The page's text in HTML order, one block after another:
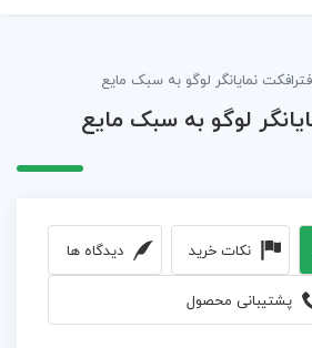
نمایانگر لوگو به سبک مایع
لوگو به سبک مایع
نکات خرید دیدگاه ها
پشتیبانی محصول